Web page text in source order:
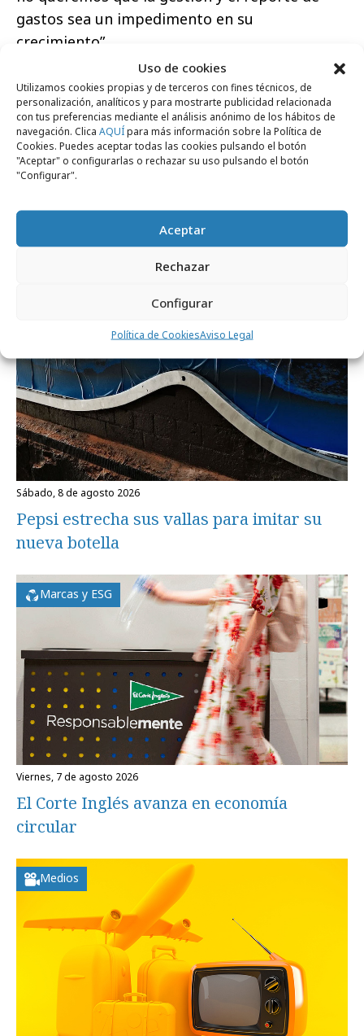
Uso de cookies
Utilizamos cookies propias y de terceros con fines técnicos, de
personalización, analíticos y para mostrarte publicidad relacionada
con tus preferencias mediante el análisis anónimo de los hábitos de
navegación. Clica AQUÍpara más información sobre la Política de
Cookies. Puedes aceptar todas las cookies pulsando el botón
"Aceptar" o configurarlas o rechazar su uso pulsando el botón
"Configurar".
Aceptar
Rechazar
Configurar
Política de CookiesAviso Legal
gastos sea un impedimento en su
crecimiento”.
Comparte
Noticias Relacionadas
sábado, 8 de agosto 2026
Pepsi estrecha sus vallas para imitar su
nueva botella
Marcas y ESG
viernes, 7 de agosto 2026
El Corte Inglés avanza en economía
circular
Medios